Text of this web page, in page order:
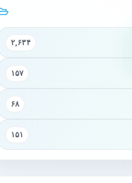
۲,۶۳۴
۱۵۷
۶۸
۱۵۱